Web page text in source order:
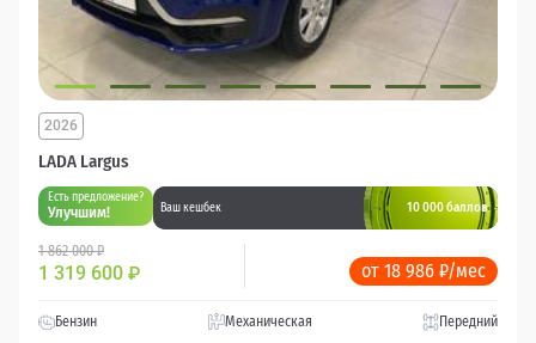
LADA Largus
2026
Есть предложение?
Улучшим! Ваш кешбек 10 000 баллов
1 862 000 ₽
1 319 600 ₽ от 18 986 ₽/мес
Бензин Механическая Передний